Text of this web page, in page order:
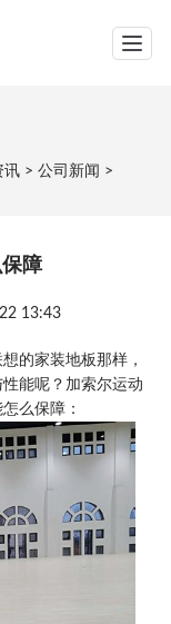
网站导航
讯> 公司新闻 >
障
13:43
的家装地板那样，
能呢？加索尔运动
么保障：